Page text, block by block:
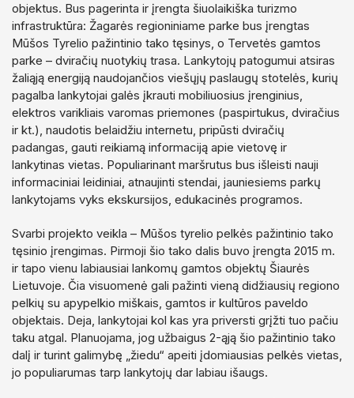
objektus. Bus pagerinta ir įrengta šiuolaikiška turizmo
infrastruktūra: Žagarės regioniniame parke bus įrengtas
Mūšos Tyrelio pažintinio tako tęsinys, o Tervetės gamtos
parke – dviračių nuotykių trasa. Lankytojų patogumui atsiras
žaliąją energiją naudojančios viešųjų paslaugų stotelės, kurių
pagalba lankytojai galės įkrauti mobiliuosius įrenginius,
elektros varikliais varomas priemones (paspirtukus, dviračius
ir kt.), naudotis belaidžiu internetu, pripūsti dviračių
padangas, gauti reikiamą informaciją apie vietovę ir
lankytinas vietas. Populiarinant maršrutus bus išleisti nauji
informaciniai leidiniai, atnaujinti stendai, jauniesiems parkų
lankytojams vyks ekskursijos, edukacinės programos.
Svarbi projekto veikla – Mūšos tyrelio pelkės pažintinio tako
tęsinio įrengimas. Pirmoji šio tako dalis buvo įrengta 2015 m.
ir tapo vienu labiausiai lankomų gamtos objektų Šiaurės
Lietuvoje. Čia visuomenė gali pažinti vieną didžiausių regiono
pelkių su apypelkio miškais, gamtos ir kultūros paveldo
objektais. Deja, lankytojai kol kas yra priversti grįžti tuo pačiu
taku atgal. Planuojama, jog užbaigus 2-ąją šio pažintinio tako
dalį ir turint galimybę „žiedu“ apeiti įdomiausias pelkės vietas,
jo populiarumas tarp lankytojų dar labiau išaugs.